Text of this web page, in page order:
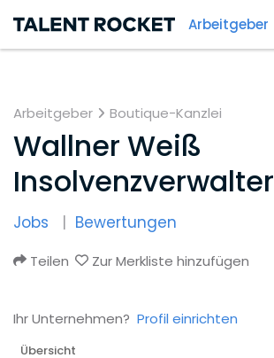
Arbeitgeber
Arbeitgeber Boutique-Kanzlei
Wallner Weiß
Insolvenzverwalter
Jobs Bewertungen
Teilen Zur Merkliste hinzufügen
Ihr Unternehmen? Profil einrichten
Übersicht